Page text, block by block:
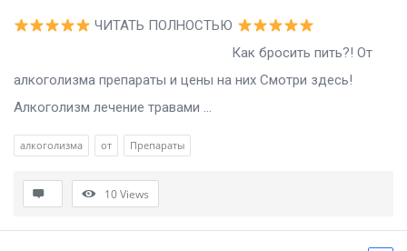
ЧИТАТЬ ПОЛНОСТЬЮ
Как бросить пить?! От
алкоголизма препараты и цены на них Смотри здесь!
Алкоголизм лечение травами ...
алкоголизма от Препараты
10Views